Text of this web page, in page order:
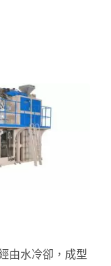
由水冷卻，成型